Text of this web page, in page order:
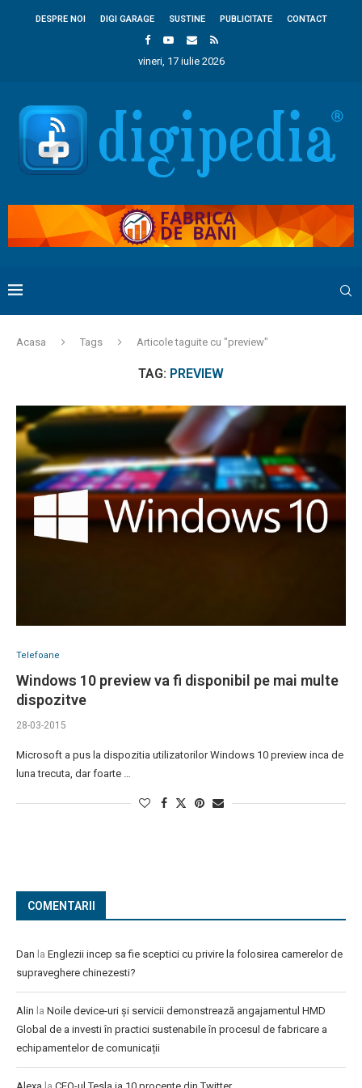
DESPRE NOI DIGI GARAGE SUSTINE PUBLICITATE CONTACT
vineri, 17 iulie 2026
Acasa Tags Articole taguite cu "preview"
TAG: PREVIEW
Telefoane
Windows 10 preview va fi disponibil pe mai multe
dispozitve
28-03-2015
Microsoft a pus la dispozitia utilizatorilor Windows 10 preview inca de
luna trecuta, dar foarte …
COMENTARII
Dan la Englezii incep sa fie sceptici cu privire la folosirea camerelor de
supraveghere chinezesti?
Alin la Noile device-uri și servicii demonstrează angajamentul HMD
Global de a investi în practici sustenabile în procesul de fabricare a
echipamentelor de comunicații